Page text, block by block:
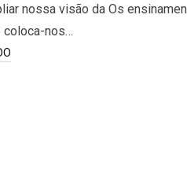
nossa visão da Os
coloca-nos…